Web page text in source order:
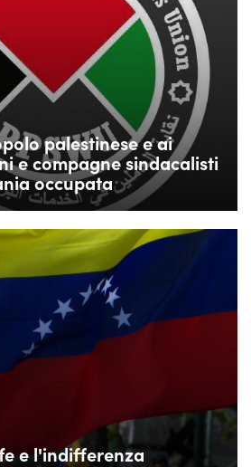
palestinese e ai
e compagne sindacalisti
occupata
e l'indifferenza